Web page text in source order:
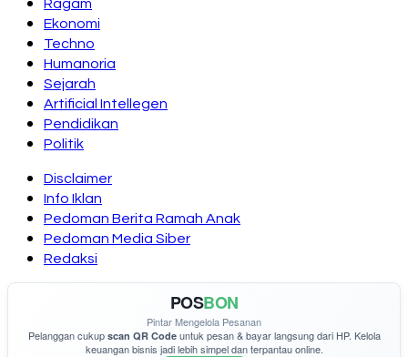
Ragam
Ekonomi
Techno
Humanoria
Sejarah
Artificial Intellegen
Pendidikan
Politik
Disclaimer
Info Iklan
Pedoman Berita Ramah Anak
Pedoman Media Siber
Redaksi
POSBON
Pintar Mengelola Pesanan
Pelanggan cukup scan QR Codeuntuk pesan & bayar langsung dari HP. Kelola
keuangan bisnis jadi lebih simpel dan terpantau online.